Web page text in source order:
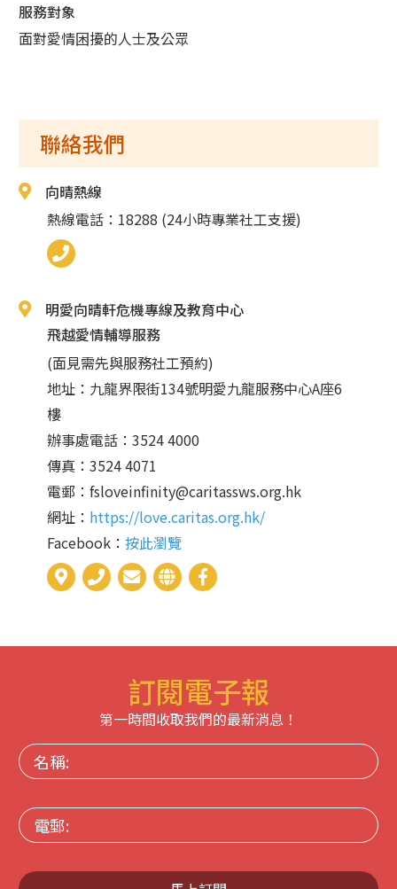
服務對象
面對愛情困擾的人士及公眾
聯絡我們
向晴熱線
熱線電話：18288 (24小時專業社工支援)
明愛向晴軒危機專線及教育中心
飛越愛情輔導服務
(面見需先與服務社工預約)
地址：九龍界限街134號明愛九龍服務中心A座6
樓
辦事處電話：3524 4000
傳真：3524 4071
電郵： fsloveinfinity@caritassws.org.hk
網址： https://love.caritas.org.hk/
Facebook： 按此瀏覽
訂閱電子報
第一時間收取我們的最新消息！
名
稱:
電
郵: